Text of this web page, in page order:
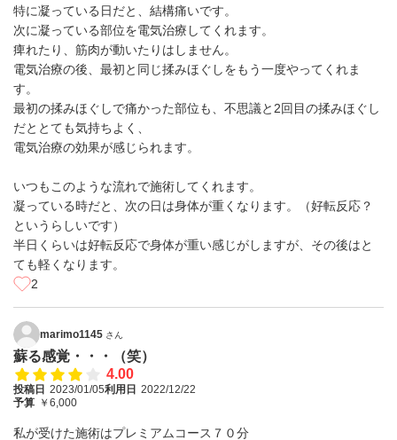
特に凝っている日だと、結構痛いです。
次に凝っている部位を電気治療してくれます。
痺れたり、筋肉が動いたりはしません。
電気治療の後、最初と同じ揉みほぐしをもう一度やってくれま
す。
最初の揉みほぐしで痛かった部位も、不思議と2回目の揉みほぐし
だととても気持ちよく、
電気治療の効果が感じられます。
いつもこのような流れで施術してくれます。
凝っている時だと、次の日は身体が重くなります。（好転反応？
というらしいです）
半日くらいは好転反応で身体が重い感じがしますが、その後はと
ても軽くなります。
2
marimo1145 さん
蘇る感覚・・・（笑）
4.00
投稿日 2023/01/05利用日 2022/12/22
予算 ￥6,000
私が受けた施術はプレミアムコース７０分